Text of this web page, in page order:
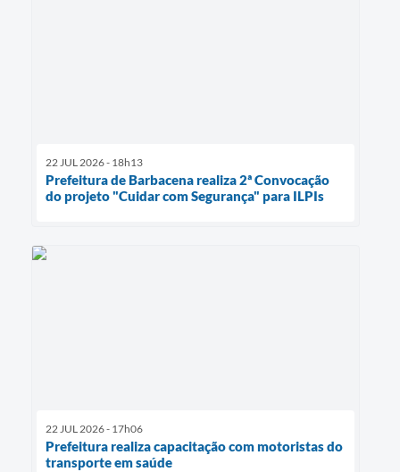
22 JUL 2026 - 18h13
Prefeitura de Barbacena realiza 2ª Convocação
do projeto "Cuidar com Segurança" para ILPIs
22 JUL 2026 - 17h06
Prefeitura realiza capacitação com motoristas do
transporte em saúde